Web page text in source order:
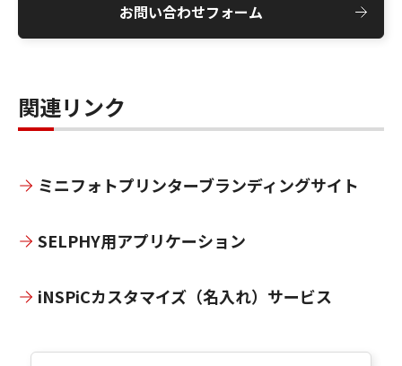
お問い合わせフォーム
関連リンク
ミニフォトプリンターブランディングサイト
SELPHY用アプリケーション
iNSPiCカスタマイズ（名入れ）サービス